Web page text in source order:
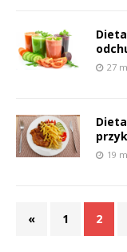
27
19
« 1 2